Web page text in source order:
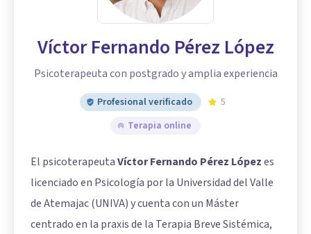
Víctor Fernando Pérez López
Psicoterapeuta con postgrado y amplia experiencia
Profesional verificado
5
Terapia online
El psicoterapeutaVíctor Fernando Pérez Lópezes
licenciado en Psicología por la Universidad del Valle
de Atemajac (UNIVA) y cuenta con un Máster
centrado en la praxis de la Terapia Breve Sistémica,